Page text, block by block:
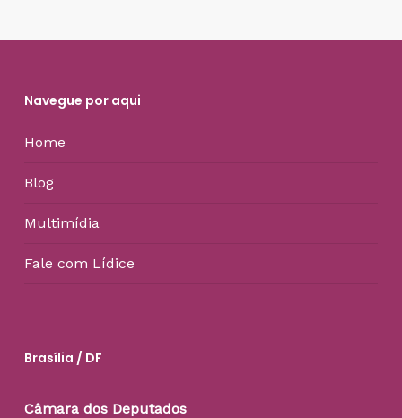
Navegue por aqui
Home
Blog
Multimídia
Fale com Lídice
Brasília / DF
Câmara dos Deputados